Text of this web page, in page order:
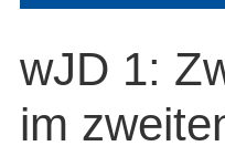
wJD 1:
im